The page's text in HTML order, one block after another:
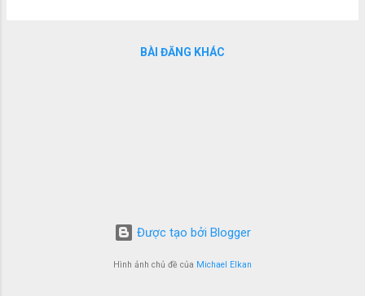
BÀI ĐĂNG KHÁC
Được tạo bởi Blogger
Hình ảnh chủ đề của Michael Elkan